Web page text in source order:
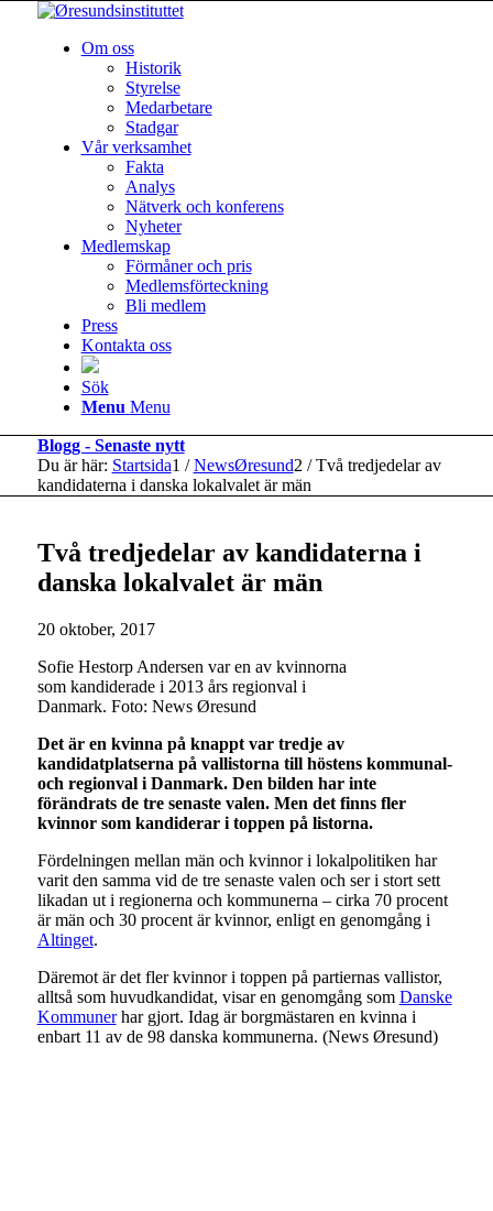
Om oss
Historik
Styrelse
Medarbetare
Stadgar
Vår verksamhet
Fakta
Analys
Nätverk och konferens
Nyheter
Medlemskap
Förmåner och pris
Medlemsförteckning
Bli medlem
Press
Kontakta oss
Sök
Menu Menu
Blogg - Senaste nytt
Du är här: Startsida1 / NewsØresund2 / Två tredjedelar av
kandidaterna i danska lokalvalet är män
Två tredjedelar av kandidaterna i
danska lokalvalet är män
20 oktober, 2017
Sofie Hestorp Andersen var en av kvinnorna
som kandiderade i 2013 års regionval i
Danmark. Foto: News Øresund
Det är en kvinna på knappt var tredje av
kandidatplatserna på vallistorna till höstens kommunal-
och regionval i Danmark. Den bilden har inte
förändrats de tre senaste valen. Men det finns fler
kvinnor som kandiderar i toppen på listorna.
Fördelningen mellan män och kvinnor i lokalpolitiken har
varit den samma vid de tre senaste valen och ser i stort sett
likadan ut i regionerna och kommunerna – cirka 70 procent
är män och 30 procent är kvinnor, enligt en genomgång i
Altinget.
Däremot är det fler kvinnor i toppen på partiernas vallistor,
alltså som huvudkandidat, visar en genomgång som Danske
Kommunerhar gjort. Idag är borgmästaren en kvinna i
enbart 11 av de 98 danska kommunerna. (News Øresund)